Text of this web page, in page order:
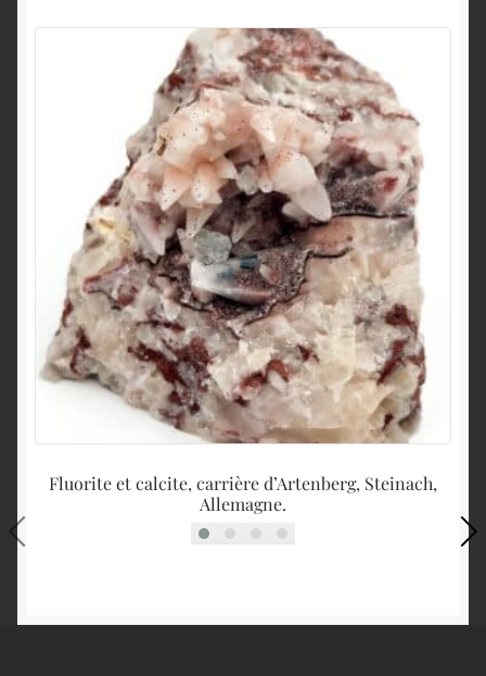
Fluorite et calcite, carrière d’Artenberg, Steinach,
Allemagne.